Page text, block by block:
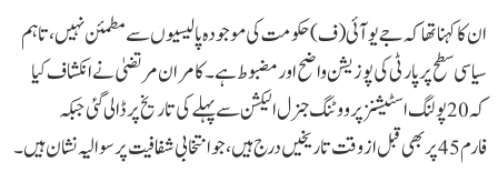
ان کا کہنا تھا کہ جے یو آئی (ف) حکومت کی موجودہ پالیسیوں سے مطمئن نہیں، تاہم
سیاسی سطح پر پارٹی کی پوزیشن واضح اور مضبوط ہے۔ کامران مرتضیٰ نے انکشاف کیا
کہ 20 پولنگ اسٹیشنز پر ووٹنگ جنرل الیکشن سے پہلے کی تاریخ پر ڈالی گئی جبکہ
فارم 45 پر بھی قبل از وقت تاریخیں درج ہیں، جو انتخابی شفافیت پر سوالیہ نشان ہیں۔